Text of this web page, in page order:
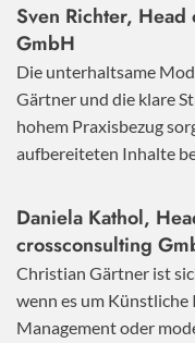
Sven Richter, Head
GmbH
Die unterhaltsame
Gärtner und die klare
hohem Praxisbezug
aufbereiteten Inhalte
Daniela Kathol,
crossconsulting
Christian Gärtner ist
wenn es um Künstliche
Management oder